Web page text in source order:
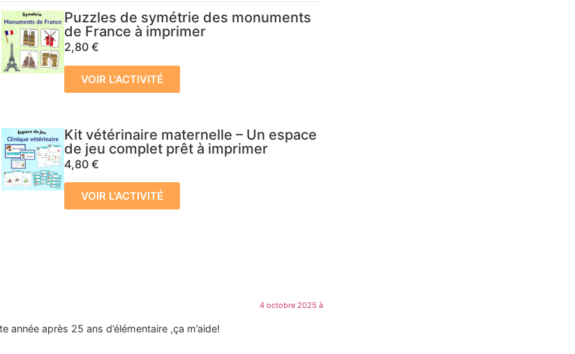
Puzzles de symétrie des monuments
de France à imprimer
2,80 €
VOIR L'ACTIVITÉ
Kit vétérinaire maternelle – Un espace
de jeu complet prêt à imprimer
4,80 €
VOIR L'ACTIVITÉ
4 octobre 2025 à
après 25 ans d’élémentaire ,ça m’aide!